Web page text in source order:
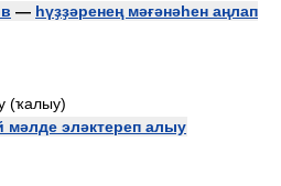
— һүҙҙәренең мәғәнәһен аңлап
(ҡалыу)
мәлде эләктереп алыу